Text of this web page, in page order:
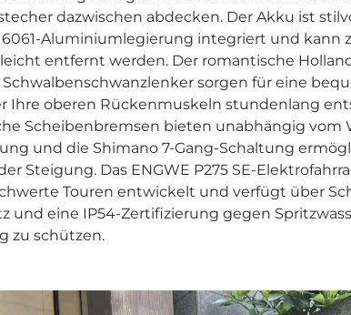
dazwischen abdecken. Der Akku ist
6061-Aluminiumlegierung integriert und kann
entfernt werden. Der romantische
sorgen für eine
Ihre oberen Rückenmuskeln stundenlang
Scheibenbremsen bieten unabhängig vom
und die Shimano 7-Gang-Schaltung
Steigung. Das ENGWE P275 SE-
Touren entwickelt und verfügt über
und eine IP54-Zertifizierung gegen
zu schützen.